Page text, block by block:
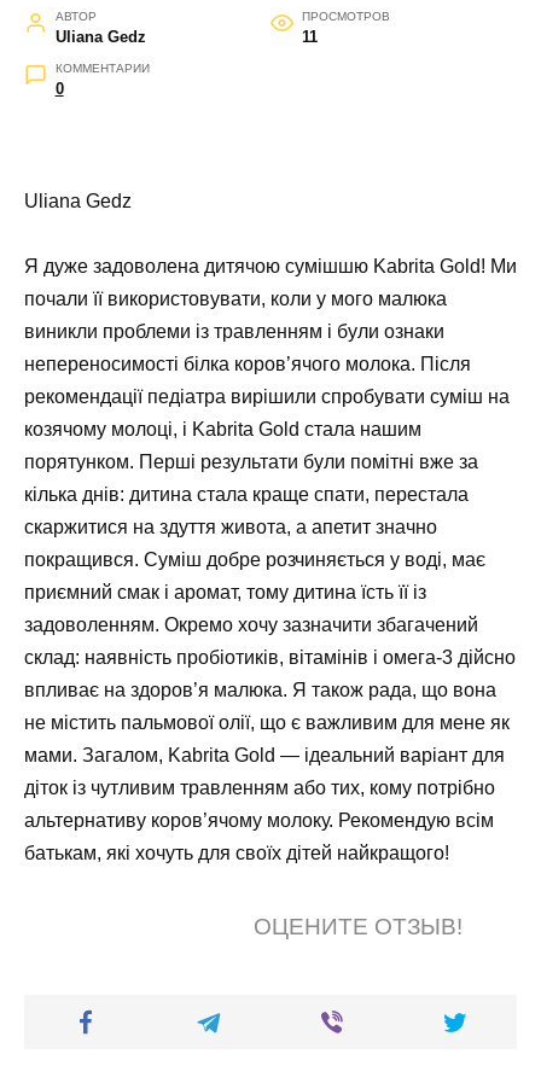
АВТОР
Uliana Gedz
ПРОСМОТРОВ
11
КОММЕНТАРИИ
0
Uliana Gedz
Я дуже задоволена дитячою сумішшю Kabrita Gold! Ми
почали її використовувати, коли у мого малюка
виникли проблеми із травленням і були ознаки
непереносимості білка коров’ячого молока. Після
рекомендації педіатра вирішили спробувати суміш на
козячому молоці, і Kabrita Gold стала нашим
порятунком. Перші результати були помітні вже за
кілька днів: дитина стала краще спати, перестала
скаржитися на здуття живота, а апетит значно
покращився. Суміш добре розчиняється у воді, має
приємний смак і аромат, тому дитина їсть її із
задоволенням. Окремо хочу зазначити збагачений
склад: наявність пробіотиків, вітамінів і омега-3 дійсно
впливає на здоров’я малюка. Я також рада, що вона
не містить пальмової олії, що є важливим для мене як
мами. Загалом, Kabrita Gold — ідеальний варіант для
діток із чутливим травленням або тих, кому потрібно
альтернативу коров’ячому молоку. Рекомендую всім
батькам, які хочуть для своїх дітей найкращого!
ОЦЕНИТЕ ОТЗЫВ!